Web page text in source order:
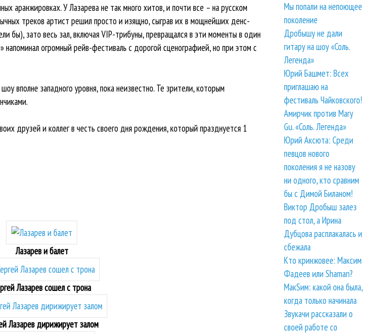
аранжировках. У Лазарева не так много хитов, и почти все – на русском
треков артист решил просто и изящно, сыграв их в мощнейших денс-
бы), зато весь зал, включая VIP-трибуны, превращался в эти моменты в один
огромный рейв-фестиваль с дорогой сценографией, но при этом с
вполне западного уровня, пока неизвестно. Те зрители, которым
друзей и коллег в честь своего дня рождения, который празднуется 1
Лазарев и балет
Лазарев сошел с трона
Лазарев дирижирует залом
Мы попали на непоющее
поколение
Дробышу не дали
гитару на шоу «Соль.
Легенда»
Юрий Башмет: Всех
приглашаю на
фестиваль Чайковского!
Амирчик против Mary
Gu. «Соль. Легенда»
Юрий Аксюта: Среди
певцов нового
поколения я не назову
ни одного, кто сравним
бы с Димой Биланом!
Виктор Дробыш залез
под стол, а Ирина
Дубцова расплакалась и
сбежала
Кто кринжовее: Максим
Фадеев или Shaman?
МакSим: какой она была,
когда только начинала
Звукачи рассказали о
своей работе со